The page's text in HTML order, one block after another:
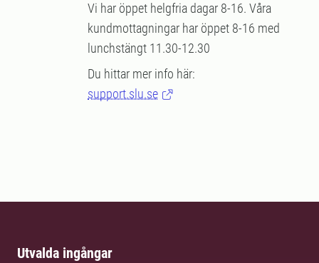
Vi har öppet helgfria dagar 8-16. Våra
kundmottagningar har öppet 8-16 med
lunchstängt 11.30-12.30
Du hittar mer info här:
support.slu.se
Utvalda ingångar